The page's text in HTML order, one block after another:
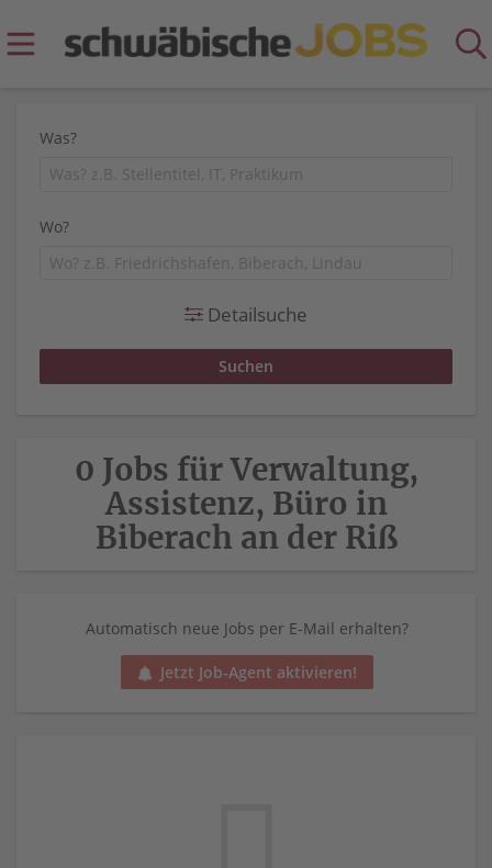
Was?
Wo?
Detailsuche
0 Jobs für Verwaltung,
Assistenz, Büro in
Biberach an der Riß
Automatisch neue Jobs per E-Mail erhalten?
Jetzt Job-Agent aktivieren!